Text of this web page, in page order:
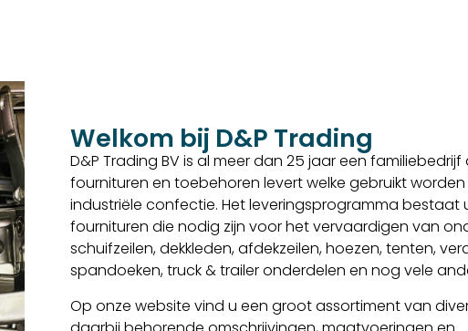
Welkom bij D&P Trading
D&P Trading BV is al meer dan 25 jaar een familiebedrijf
fournituren en toebehoren levert welke gebruikt
industriële confectie. Het leveringsprogramma bestaat
fournituren die nodig zijn voor het vervaardigen van
schuifzeilen, dekkleden, afdekzeilen, hoezen, tenten,
spandoeken, truck & trailer onderdelen en nog vele
Op onze website vind u een groot assortiment van